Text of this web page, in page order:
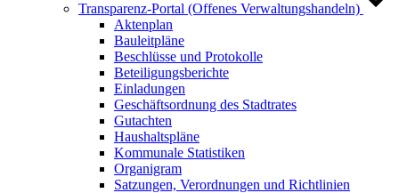
Transparenz-Portal (Offenes Verwaltungshandeln)
Aktenplan
Bauleitpläne
Beschlüsse und Protokolle
Beteiligungsberichte
Einladungen
Geschäftsordnung des Stadtrates
Gutachten
Haushaltspläne
Kommunale Statistiken
Organigram
Satzungen, Verordnungen und Richtlinien